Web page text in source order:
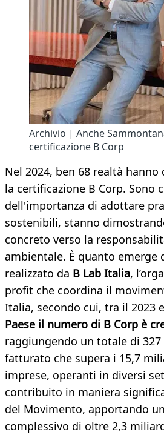
Archivio | Anche
certificazione B Corp
Nel 2024, ben 68 realtà
la certificazione B Corp. Sono
dell'importanza di adottare
sostenibili, stanno
concreto verso la
ambientale. È quanto emerge
realizzato da B Lab Italia,
profit che coordina il
Italia, secondo cui, tra il 2023
Paese il numero di B Corp è
raggiungendo un totale di 327
fatturato che supera i 15,7
imprese, operanti in diversi
contribuito in maniera
del Movimento, apportando
complessivo di oltre 2,3